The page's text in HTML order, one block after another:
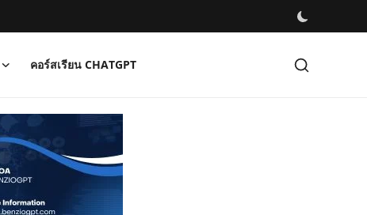
คอร์สเรียน CHATGPT